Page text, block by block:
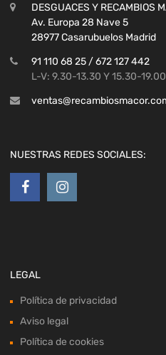
DESGUACES Y RECAMBIOS
Av. Europa 28 Nave 5
28977 Casarubuelos Madrid
91 110 68 25 / 672 127 442
L-V: 9.30-13.30 Y 15.30-
NUESTRAS REDES SOCIALES:
LEGAL
Política de privacidad
Aviso legal
Política de cookies